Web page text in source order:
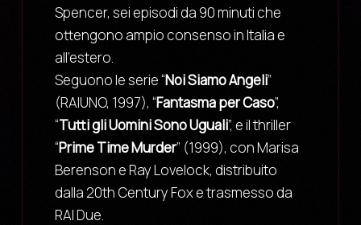
Spencer, sei episodi da 90 minuti che
ottengono ampio consenso in Italia e
all’estero.
Seguono le serie “Noi Siamo Angeli”
(RAIUNO, 1997), “Fantasma per Caso”,
“Tutti gli Uomini Sono Uguali”, e il thriller
“Prime Time Murder” (1999), con Marisa
Berenson e Ray Lovelock, distribuito
dalla 20th Century Fox e trasmesso da
RAI Due.